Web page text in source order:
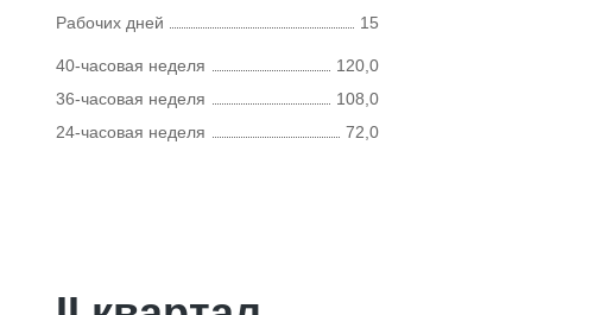
Рабочих дней
15
40-часовая неделя
120,0
36-часовая неделя
108,0
24-часовая неделя
72,0